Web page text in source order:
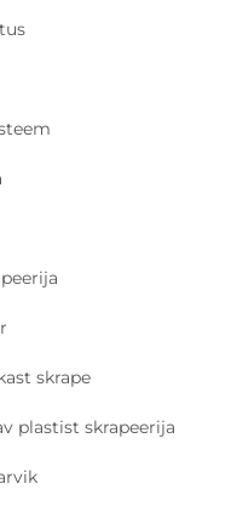
skrape
plastist skrapeerija